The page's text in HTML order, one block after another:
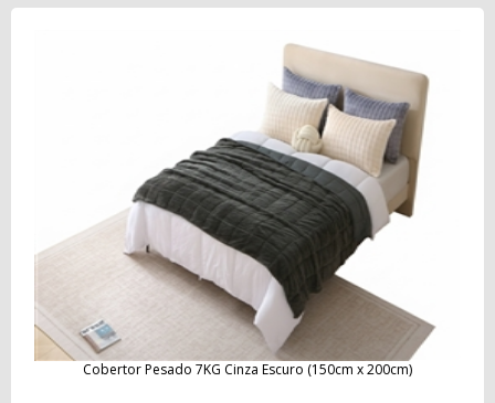
Cobertor Pesado 7KG Cinza Escuro (150cm x 200cm)